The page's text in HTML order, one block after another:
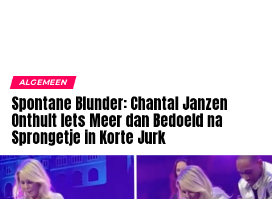
ALGEMEEN
Spontane Blunder: Chantal Janzen
Onthult Iets Meer dan Bedoeld na
Sprongetje in Korte Jurk